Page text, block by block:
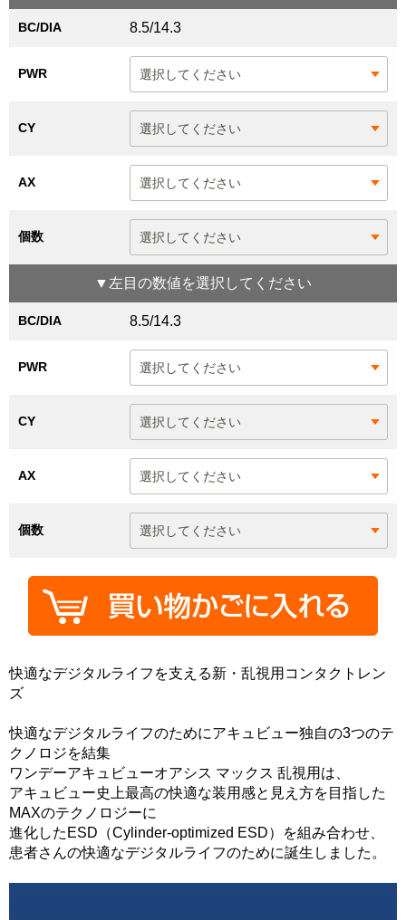
BC/DIA 8.5/14.3
PWR
CY
AX
個数
▼ 左目 の数値を選択してください
BC/DIA 8.5/14.3
PWR
CY
AX
個数
快適なデジタルライフを支える新・乱視用コンタクトレン
ズ
快適なデジタルライフのためにアキュビュー独自の3つのテ
クノロジを結集
ワンデーアキュビューオアシス マックス 乱視用は、
アキュビュー史上最高の快適な装用感と見え方を目指した
MAXのテクノロジーに
進化したESD（Cylinder-optimized ESD）を組み合わせ、
患者さんの快適なデジタルライフのために誕生しました。